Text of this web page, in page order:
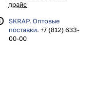
прайс
SKRAP. Оптовые
поставки. +7 (812) 633-
00-00